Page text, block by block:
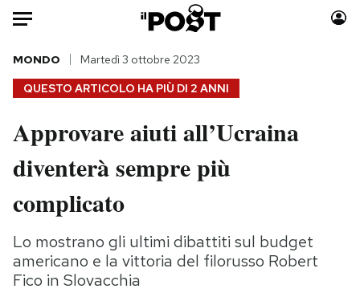
Auto
HOME
Italia
Politica
Tecnologia
Scienza
Cultura
Moda
Libri
Consumismi
Media
QUESTO ARTICOLO HA PIÙ DI 2 ANNI
MONDO Martedì 3 ottobre 2023
Approvare aiuti all’Ucraina
diventerà sempre più
complicato
Lo mostrano gli ultimi dibattiti sul budget
americano e la vittoria del filorusso Robert
Fico in Slovacchia